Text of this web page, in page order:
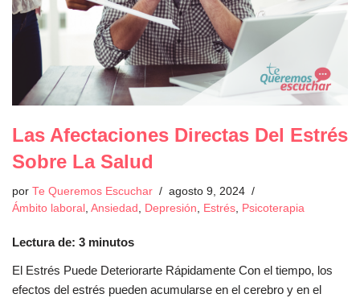
Las Afectaciones Directas Del Estrés
Sobre La Salud
por Te Queremos Escuchar
agosto 9, 2024
Ámbito laboral
Ansiedad Depresión Estrés Psicoterapia
Lectura de: 3 minutos
El Estrés Puede Deteriorarte Rápidamente Con el tiempo, los
efectos del estrés pueden acumularse en el cerebro y en el